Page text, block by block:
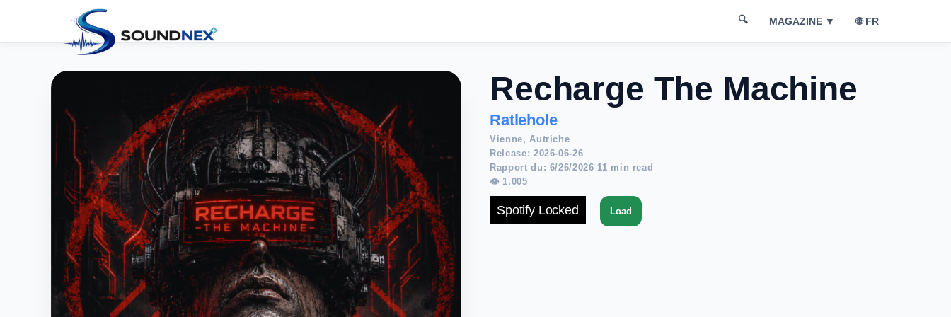
🔍 MAGAZINE ▼ 🌐 FR
Recharge The Machine
Ratlehole
Vienne, Autriche
Release: 2026-06-26
Rapport du: 6/26/2026 11 min read
👁 1.005
Spotify Locked Load